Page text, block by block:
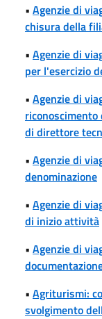
• Agenzie di
chisura della
• Agenzie di
per l'esercizio
• Agenzie di
di direttore
• Agenzie di
denominazione
• Agenzie di
di inizio attività
• Agenzie di
• Agriturismi:
svolgimento